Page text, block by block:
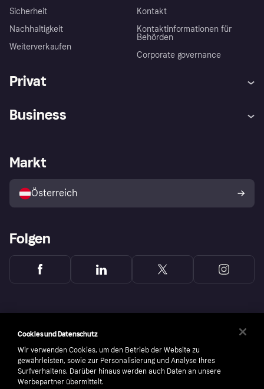
Sicherheit
Nachhaltigkeit
Weiterverkaufen
Kontakt
Kontaktinformationen für
Behörden
Corporate governance
Privat
Shops entdecken
Business
Händlerportal
Markt
Österreich
Folgen
Cookies und Datenschutz
Wir verwenden Cookies, um den Betrieb der Website zu
gewährleisten, sowie zur Personalisierung und Analyse Ihres
Surfverhaltens. Darüber hinaus werden auch Daten an unsere
Werbepartner übermittelt.